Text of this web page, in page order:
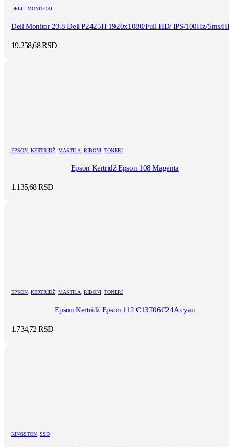
DELL, MONITORI
Dell Monitor 23.8 Dell P2425H 1920x1080/Full HD/ IPS/100Hz/5ms/
19.258,68RSD
EPSON, KERTRIDŽ, MASTILA, RIBONI, TONERI
Epson Kertridž Epson 108 Magenta
1.135,68RSD
EPSON, KERTRIDŽ, MASTILA, RIBONI, TONERI
Epson Kertridž Epson 112 C13T06C24A cyan
1.734,72RSD
KINGSTON, SSD